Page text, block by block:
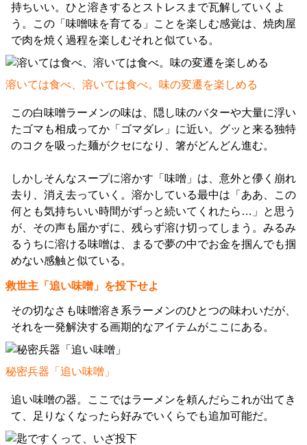
持ちいい。ひと溶きするとストレスまで瓦解していくよ
う。この「味噌味を育てる」ことを楽しむ感覚は、焼肉屋
で肉を焼く過程を楽しむそれと似ている。
溶いては食べ、溶いては食べ。味の変遷を楽しめる
この白味噌ラーメンの味は、隠し味のバターや大量に浮い
たゴマも相成ってか「ゴマダレ」に近い。グッと来る独特
のコクを吸った麺がクセになり、箸がどんどん進む。
しかしそんなスープに溶かす「味噌」は、意外と儚く崩れ
去り、消え去っていく。溶かしている最中は「ああ、この
何とも気持ちいい時間がずっと続いてくれたら…」と思う
が、その声も届かずに、残らず溶け切ってしまう。みるみ
るうちに溶ける味噌は、まるで夢の中でお金を掴んでも掴
めない感触と似ている。
救世主「追い味噌」を投下せよ
その切なさも味噌溶き系ラーメンのひとつの味わいだが、
それを一発解決する画期的なアイテムがここにある。
秘密兵器「追い味噌」
追い味噌の器。ここではラーメンを頼んだらこれが出てき
て、足りなくなったら好みでいくらでも追加可能だ。